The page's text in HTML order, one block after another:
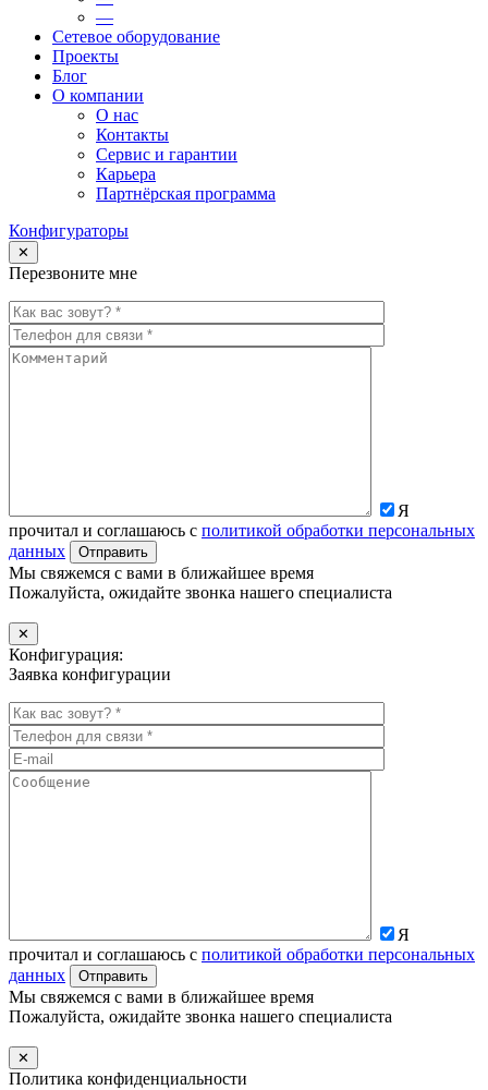
—
Сетевое оборудование
Проекты
Блог
О компании
О нас
Контакты
Сервис и гарантии
Карьера
Партнёрская программа
Конфигураторы
✕
Перезвоните мне
Я
прочитал и соглашаюсь с политикой обработки персональных
данных
Мы свяжемся с вами в ближайшее время
Пожалуйста, ожидайте звонка нашего специалиста
✕
Конфигурация:
Заявка конфигурации
Я
прочитал и соглашаюсь с политикой обработки персональных
данных
Мы свяжемся с вами в ближайшее время
Пожалуйста, ожидайте звонка нашего специалиста
✕
Политика конфиденциальности